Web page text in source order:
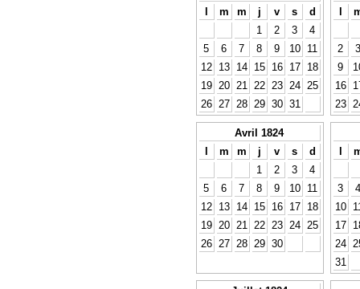
l
m m j v s
d
1
2 3
4
5
6 7 8 9 10
11
12
13 14 15 16 17
18
19
20 21 22 23 24
25
26
27 28 29 30 31
l
2
3
9
16
23
Avril 1824
l
m m j v s
d
1
2 3
4
5
6 7 8 9 10
11
12
13 14 15 16 17
18
19
20 21 22 23 24
25
26
27 28 29 30
l
3
4
10
17
24
31